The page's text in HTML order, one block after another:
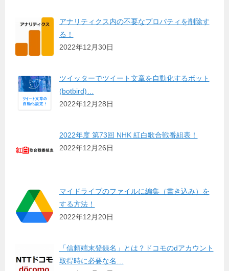
アナリティクス内の不要なプロパティを削除す
る！
2022年12月30日
ツイッターでツイート文章を自動化するボット
(botbird)…
2022年12月28日
2022年度 第73回 NHK 紅白歌合戦番組表！
2022年12月26日
マイドライブのファイルに編集（書き込み）を
する方法！
2022年12月20日
「信頼端末登録名」とは？ドコモのdアカウント
取得時に必要な名…